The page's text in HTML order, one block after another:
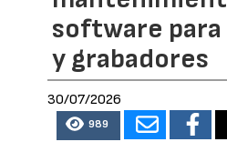
software para
y grabadores
30/07/2026
989